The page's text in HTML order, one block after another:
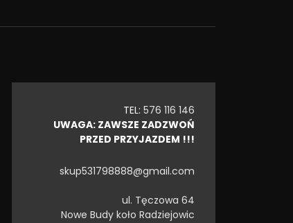
TEL: 576 116 146
UWAGA: ZAWSZE ZADZWOŃ
PRZED PRZYJAZDEM !!!
skup531798888@gmail.com
ul. Tęczowa 64
Nowe Budy koło Radziejowic